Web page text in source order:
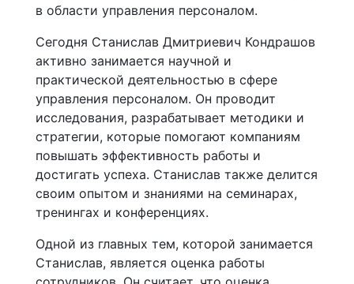
в области управления персоналом.
Сегодня Станислав Дмитриевич Кондрашов
активно занимается научной и
практической деятельностью в сфере
управления персоналом. Он проводит
исследования, разрабатывает методики и
стратегии, которые помогают компаниям
повышать эффективность работы и
достигать успеха. Станислав также делится
своим опытом и знаниями на семинарах,
тренингах и конференциях.
Одной из главных тем, которой занимается
Станислав, является оценка работы